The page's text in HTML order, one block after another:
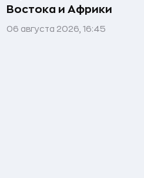
Востока и Африки
06 августа 2026, 16:45